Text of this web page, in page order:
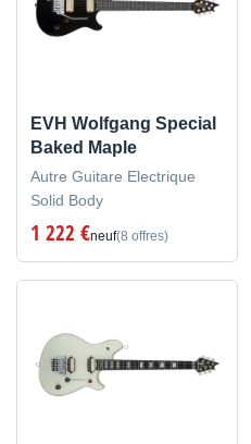
EVH Wolfgang Special
Baked Maple
Autre Guitare Electrique
Solid Body
1 222 €neuf(8 offres)